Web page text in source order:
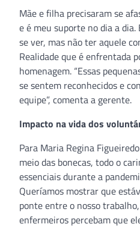
Mãe e filha precisaram se
e é meu suporte no dia a
se ver, mas não ter aquele
Realidade que é enfrentada
homenagem. “Essas
se sentem reconhecidos e
equipe”, comenta a gerente.
Impacto na vida dos
Para Maria Regina
meio das bonecas, todo o
essenciais durante a
Queríamos mostrar que
ponte entre o nosso
enfermeiros percebam que